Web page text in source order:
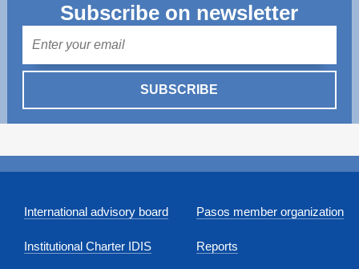
Subscribe on newsletter
SUBSCRIBE
International advisory board
Institutional Charter IDIS
Pasos member organization
Reports